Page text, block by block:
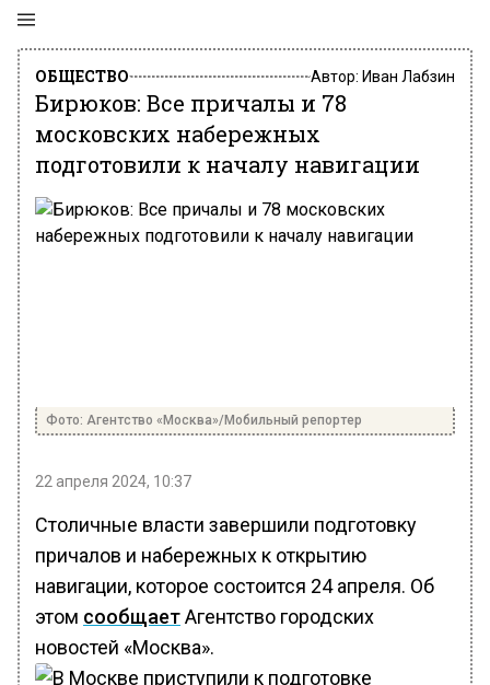
ОБЩЕСТВО Автор: Иван Лабзин
Бирюков: Все причалы и 78
московских набережных
подготовили к началу навигации
Фото: Агентство «Москва»/Мобильный репортер
22 апреля 2024, 10:37
Столичные власти завершили подготовку
причалов и набережных к открытию
навигации, которое состоится 24 апреля. Об
этом сообщаетАгентство городских
новостей «Москва».